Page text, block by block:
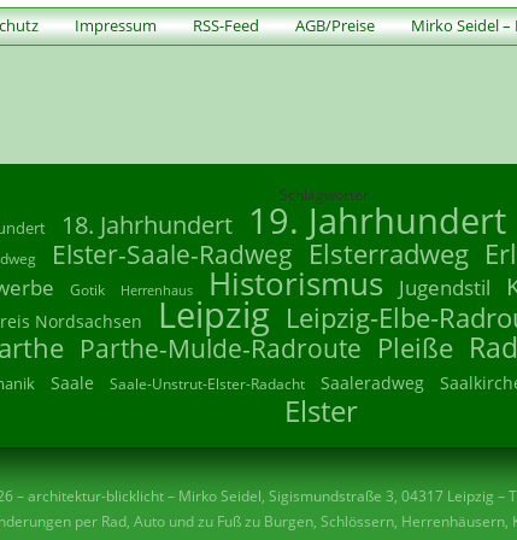
Impressum RSS-Feed AGB/Preise Mirko Seidel
Schlagwörter
18. Jahrhundert 19. Jahrhundert
Elster-Saale-Radweg Elsterradweg
Gotik Herrenhaus Historismus Jugendstil
Nordsachsen Leipzig Leipzig-Elbe-
Parthe-Mulde-Radroute Pleiße
Saale Saale-Unstrut-Elster-Radacht Saaleradweg
Elster
– architektur-blicklicht – Mirko Seidel, Sigismundstraße 3, 04317 Leipzig –
per Rad, Auto und zu Fuß zu Burgen, Schlössern,